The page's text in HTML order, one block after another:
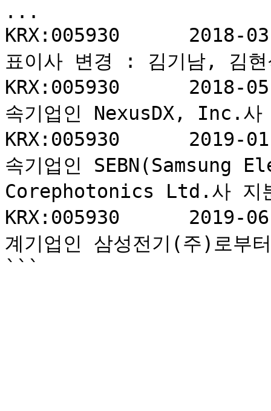
...
KRX:005930	2018-03-23	1	삼성전자	대
표이사 변경 : 김기남, 김
KRX:005930	2018-05-17	1	삼성전자	종
속기업인 NexusDX, Inc.사
KRX:005930	2019-01-28	1	삼성전자	종
속기업인
Corephotonics Ltd.사 지
KRX:005930	2019-06-01	1	삼성전자	관
계기업인 삼성전기(주)로부